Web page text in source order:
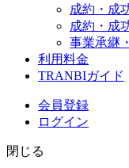
成約・成
成約・成
事業承継
利用料金
TRANBIガイド
会員登録
ログイン
閉じる